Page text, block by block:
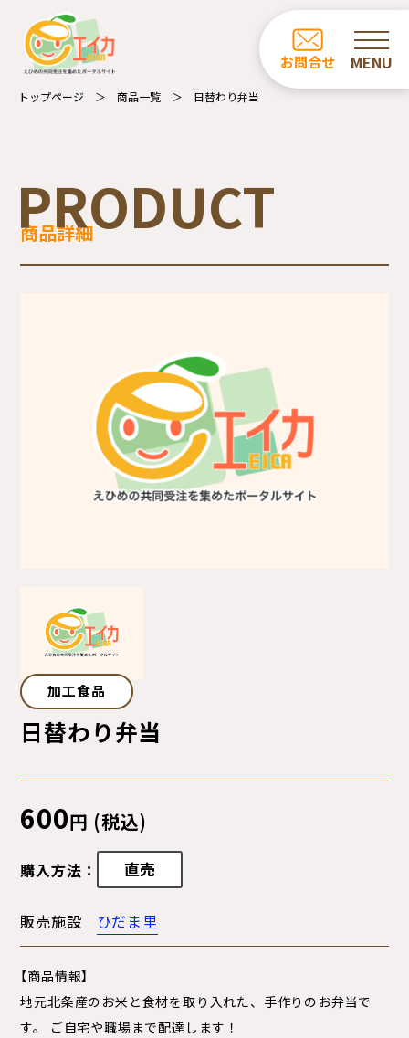
トップページ 商品一覧 日替わり弁当
お問合せ
事業所の紹介
エイカについて
サイトマップ
プライバシーポリシー
ご利用ガイド
PRODUCT
商品詳細
加工食品
日替わり弁当
600円 (税込)
購入方法： 直売
販売施設 ひだま里
【商品情報】
地元北条産のお米と食材を取り入れた、手作りのお弁当で
す。 ご自宅や職場まで配達します！